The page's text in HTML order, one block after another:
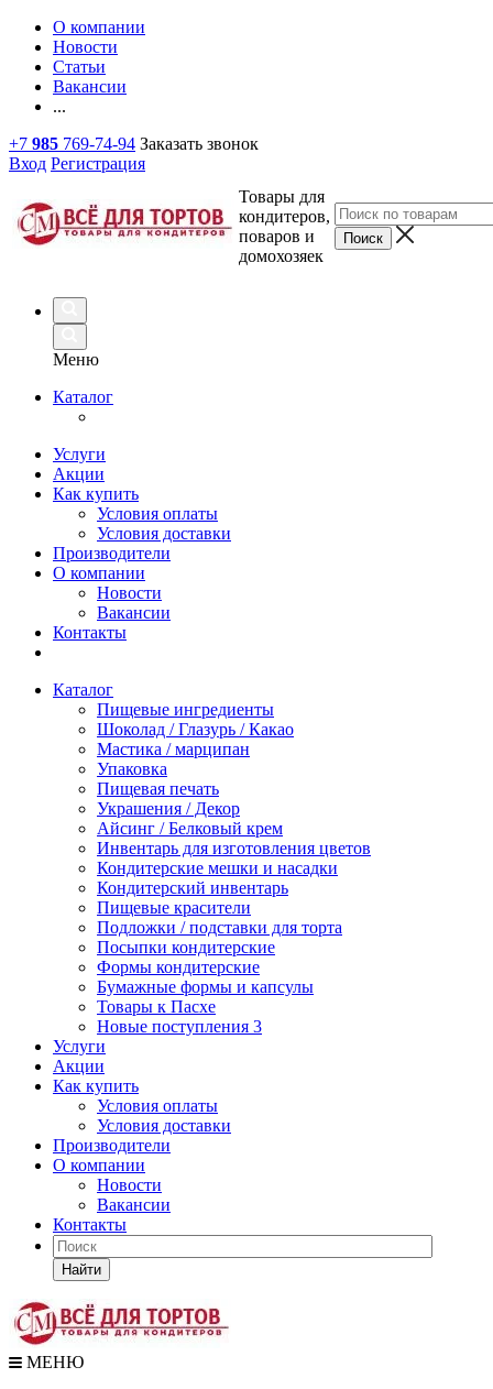
О компании
Новости
Статьи
Вакансии
...
+7 985 769-74-94 Заказать звонок
Вход Регистрация
Товары для
кондитеров,
поваров и
домохозяек
Меню
Каталог
Услуги
Акции
Как купить
Условия оплаты
Условия доставки
Производители
О компании
Новости
Вакансии
Контакты
Каталог
Пищевые ингредиенты
Шоколад / Глазурь / Какао
Мастика / марципан
Упаковка
Пищевая печать
Украшения / Декор
Айсинг / Белковый крем
Инвентарь для изготовления цветов
Кондитерские мешки и насадки
Кондитерский инвентарь
Пищевые красители
Подложки / подставки для торта
Посыпки кондитерские
Формы кондитерские
Бумажные формы и капсулы
Товары к Пасхе
Новые поступления 3
Услуги
Акции
Как купить
Условия оплаты
Условия доставки
Производители
О компании
Новости
Вакансии
Контакты
Найти
МЕНЮ